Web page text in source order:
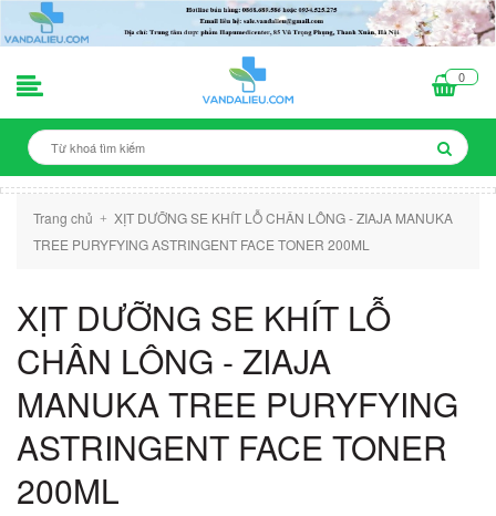
0
Trang chủ + XỊT DƯỠNG SE KHÍT LỖ CHÂN LÔNG - ZIAJA MANUKA
TREE PURYFYING ASTRINGENT FACE TONER 200ML
XỊT DƯỠNG SE KHÍT LỖ
CHÂN LÔNG - ZIAJA
MANUKA TREE PURYFYING
ASTRINGENT FACE TONER
200ML